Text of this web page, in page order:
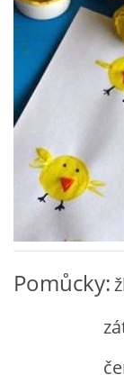
ROČNÍ PLÁN -
VZDĚLÁVACÍ
VZDĚLÁVACÍ
VZDĚLÁVACÍ
VZDĚLÁVACÍ
Pomůcky:
zátka
červený